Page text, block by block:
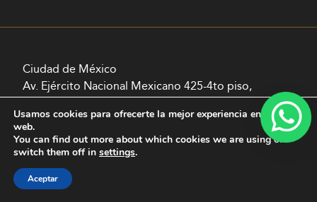
Ciudad de México
Av. Ejército Nacional Mexicano 425-4to piso,
Chapultepec Morales, Granada, Miguel Hidalgo,
11520 Ciudad de México, CDMX
Tel.5545 1111
Lada sin costo:
Usamos cookies para ofrecerte la mejor experiencia en nuestra
web.
You can find out more about which cookies we are using or
switch them off in settings.
Aceptar